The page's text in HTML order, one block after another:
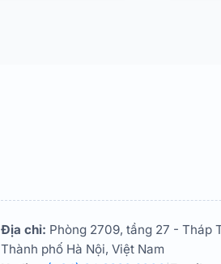
Địa chỉ: Phòng 2709, tầng 27 - Tháp
Thành phố Hà Nội, Việt Nam